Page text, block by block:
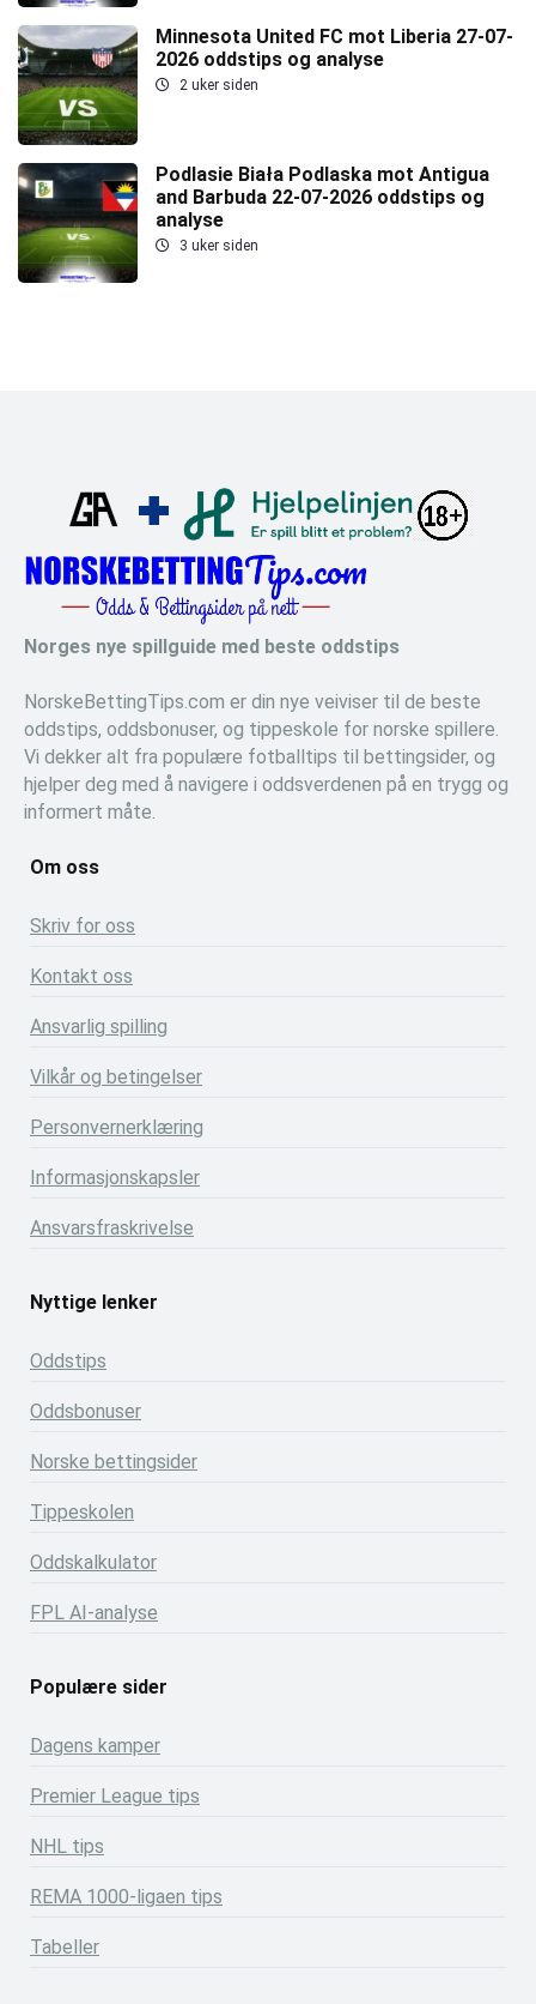
Minnesota United FC mot Liberia 27-07-
2026 oddstips og analyse
2 uker siden
Podlasie Biała Podlaska mot Antigua
and Barbuda 22-07-2026 oddstips og
analyse
3 uker siden
Norges nye spillguide med beste oddstips
NorskeBettingTips.com er din nye veiviser til de beste
oddstips, oddsbonuser, og tippeskole for norske spillere.
Vi dekker alt fra populære fotballtips til bettingsider, og
hjelper deg med å navigere i oddsverdenen på en trygg og
informert måte.
Om oss
Skriv for oss
Kontakt oss
Ansvarlig spilling
Vilkår og betingelser
Personvernerklæring
Informasjonskapsler
Ansvarsfraskrivelse
Nyttige lenker
Oddstips
Oddsbonuser
Norske bettingsider
Tippeskolen
Oddskalkulator
FPL AI-analyse
Populære sider
Dagens kamper
Premier League tips
NHL tips
REMA 1000-ligaen tips
Tabeller